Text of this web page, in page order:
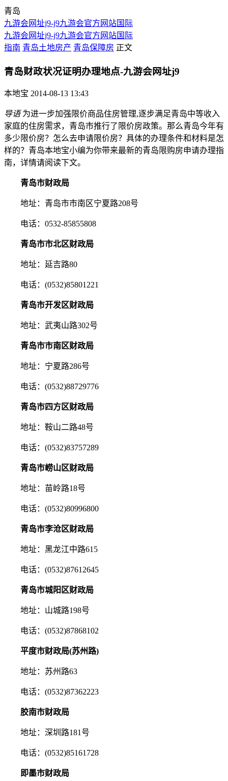
青岛
九游会网址j9-j9九游会官方网站国际
九游会网址j9-j9九游会官方网站国际
指南 青岛土地房产 青岛保障房 正文
青岛财政状况证明办理地点-九游会网址j9
本地宝 2014-08-13 13:43
导语为进一步加强限价商品住房管理,逐步满足青岛中等收入
家庭的住房需求，青岛市推行了限价房政策。那么青岛今年有
多少限价房？怎么去申请限价房？具体的办理条件和材料是怎
样的？青岛本地宝小编为你带来最新的青岛限购房申请办理指
南，详情请阅读下文。
青岛市财政局
地址：青岛市市南区宁夏路208号
电话：0532-85855808
青岛市市北区财政局
地址：延吉路80
电话：(0532)85801221
青岛市开发区财政局
地址：武夷山路302号
青岛市市南区财政局
地址：宁夏路286号
电话：(0532)88729776
青岛市四方区财政局
地址：鞍山二路48号
电话：(0532)83757289
青岛市崂山区财政局
地址：苗岭路18号
电话：(0532)80996800
青岛市李沧区财政局
地址：黑龙江中路615
电话：(0532)87612645
青岛市城阳区财政局
地址：山城路198号
电话：(0532)87868102
平度市财政局(苏州路)
地址：苏州路63
电话：(0532)87362223
胶南市财政局
地址：深圳路181号
电话：(0532)85161728
即墨市财政局